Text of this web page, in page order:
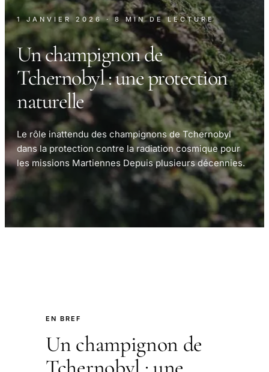
1 JANVIER 2026 · 8 MIN DE LECTURE
Un champignon de
Tchernobyl : une protection
naturelle
Le rôle inattendu des champignons de Tchernobyl
dans la protection contre la radiation cosmique pour
les missions Martiennes Depuis plusieurs décennies.
EN BREF
Un champignon de